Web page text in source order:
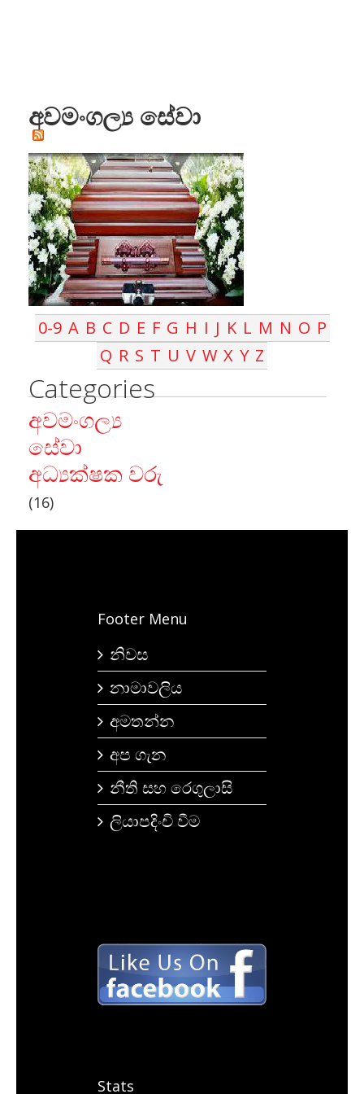
අවමංගල්‍ය සේවා
0-9 A B C D E F G H I J K L M N O P
Q R S T U V W X Y Z
Categories
අවමංගල්‍ය
සේවා
අධ්‍යක්ෂක වරු
(16)
Footer Menu
නිවස
නාමාවලිය
අමතන්න
අප ගැන
නීති සහ රෙගුලාසි
ලියාපදිංචි වීම
Stats